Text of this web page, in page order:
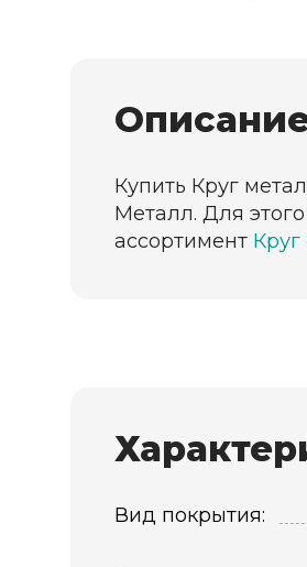
Купить Круг
Металл. Для
ассортимент Круг
Вид покрытия: